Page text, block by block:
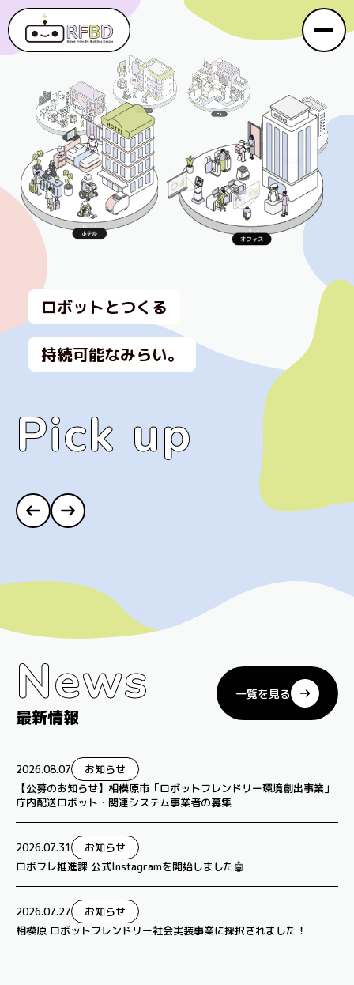
ロボットとつくる
持続可能なみらい。
Pick up
Pick up
【公募のお知らせ】相模原市「ロボット
フレンドリー環境創出事業」庁内配送ロ
ボット・関連システム事業者の募集
News
News
最新情報
一覧を見る
2026.08.07
お知らせ
【公募のお知らせ】相模原市「ロボットフレンドリー環境創出事業」
庁内配送ロボット・関連システム事業者の募集
2026.07.31
お知らせ
ロボフレ推進課 公式Instagramを開始しました🤖
2026.07.27
お知らせ
相模原 ロボットフレンドリー社会実装事業に採択されました！